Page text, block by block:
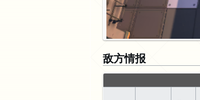
敌方情报